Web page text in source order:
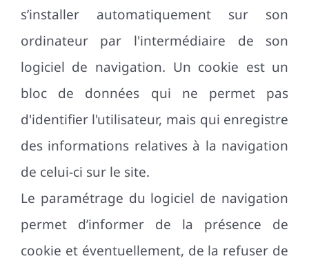
s’installer automatiquement sur son
ordinateur par l'intermédiaire de son
logiciel de navigation. Un cookie est un
bloc de données qui ne permet pas
d'identifier l'utilisateur, mais qui enregistre
des informations relatives à la navigation
de celui-ci sur le site.
Le paramétrage du logiciel de navigation
permet d’informer de la présence de
cookie et éventuellement, de la refuser de